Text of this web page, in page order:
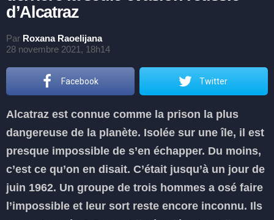
d’Alcatraz
Par Roxana Raoelijana
28 novembre 2021, 18h14
Facebook Twitter
Alcatraz est connue comme la prison la plus
dangereuse de la planète. Isolée sur une île, il est
presque impossible de s’en échapper. Du moins,
c’est ce qu’on en disait. C’était jusqu’à un jour de
juin 1962. Un groupe de trois hommes a osé faire
l’impossible et leur sort reste encore inconnu. Ils